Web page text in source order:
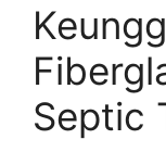
Septic